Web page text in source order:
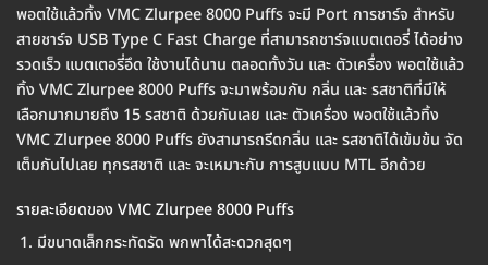
พอตใช้แล้วทิ้ง VMC Zlurpee 8000 Puffs จะมี Port การชาร์จ สำหรับ
สายชาร์จ USB Type C Fast Charge ที่สามารถชาร์จแบตเตอรี่ ได้อย่าง
รวดเร็ว แบตเตอรี่อึด ใช้งานได้นาน ตลอดทั้งวัน และ ตัวเครื่อง พอตใช้แล้ว
ทิ้ง VMC Zlurpee 8000 Puffs จะมาพร้อมกับ กลิ่น และ รสชาติที่มีให้
เลือกมากมายถึง 15 รสชาติ ด้วยกันเลย และ ตัวเครื่อง พอตใช้แล้วทิ้ง
VMC Zlurpee 8000 Puffs ยังสามารถรีดกลิ่น และ รสชาติได้เข้มข้น จัด
เต็มกันไปเลย ทุกรสชาติ และ จะเหมาะกับ การสูบแบบ MTL อีกด้วย
รายละเอียดของ VMC Zlurpee 8000 Puffs
มีขนาดเล็กกระทัดรัด พกพาได้สะดวกสุดๆ